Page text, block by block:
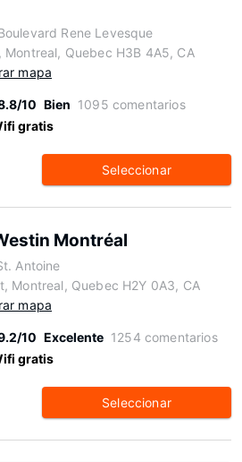
Rene Levesque
Montreal, Quebec H3B 4A5, CA
mapa
10 Bien 1095 comentarios
gratis
Seleccionar
Montréal
Antoine
Montreal, Quebec H2Y 0A3, CA
mapa
10 Excelente 1254 comentarios
gratis
Seleccionar